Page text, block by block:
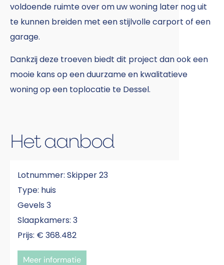
voldoende ruimte over om uw woning later nog uit
te kunnen breiden met een stijlvolle carport of een
garage.
Dankzij deze troeven biedt dit project dan ook een
mooie kans op een duurzame en kwalitatieve
woning op een toplocatie te Dessel.
Het aanbod
Lotnummer: Skipper 23
Type: huis
Gevels 3
Slaapkamers: 3
Prijs: € 368.482
Meer informatie